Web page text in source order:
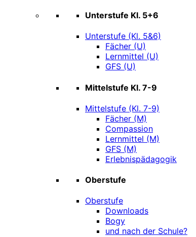
Unterstufe Kl. 5+6
Unterstufe (Kl. 5&6)
Fächer (U)
Lernmittel (U)
GFS (U)
Mittelstufe Kl. 7-9
Mittelstufe (Kl. 7-9)
Fächer (M)
Compassion
Lernmittel (M)
GFS (M)
Erlebnispädagogik
Oberstufe
Oberstufe
Downloads
Bogy
und nach der Schule?